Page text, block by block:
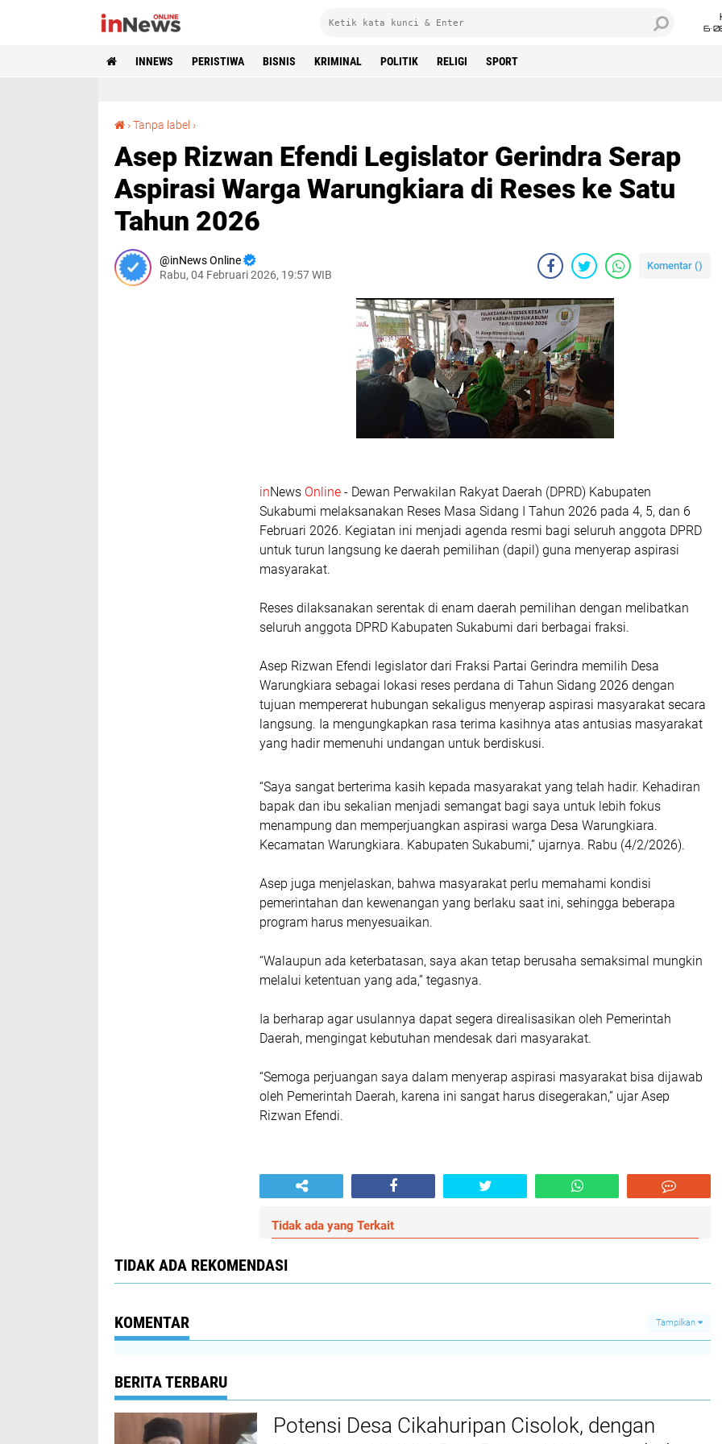
INNEWS PERISTIWA BISNIS KRIMINAL POLITIK RELIGI SPORT
›Tanpa label ›
Asep Rizwan Efendi Legislator Gerindra Serap
Aspirasi Warga Warungkiara di Reses ke Satu
Tahun 2026
inNews Online
Rabu, 04 Februari 2026, 19:57 WIB
Komentar ()
inNews Online - Dewan Perwakilan Rakyat Daerah (DPRD) Kabupaten
Sukabumi melaksanakan Reses Masa Sidang I Tahun 2026 pada 4, 5, dan 6
Februari 2026. Kegiatan ini menjadi agenda resmi bagi seluruh anggota DPRD
untuk turun langsung ke daerah pemilihan (dapil) guna menyerap aspirasi
masyarakat.
Reses dilaksanakan serentak di enam daerah pemilihan dengan melibatkan
seluruh anggota DPRD Kabupaten Sukabumi dari berbagai fraksi.
Asep Rizwan Efendi legislator dari Fraksi Partai Gerindra memilih Desa
Warungkiara sebagai lokasi reses perdana di Tahun Sidang 2026 dengan
tujuan mempererat hubungan sekaligus menyerap aspirasi masyarakat secara
langsung. Ia mengungkapkan rasa terima kasihnya atas antusias masyarakat
yang hadir memenuhi undangan untuk berdiskusi.
“Saya sangat berterima kasih kepada masyarakat yang telah hadir. Kehadiran
bapak dan ibu sekalian menjadi semangat bagi saya untuk lebih fokus
menampung dan memperjuangkan aspirasi warga Desa Warungkiara.
Kecamatan Warungkiara. Kabupaten Sukabumi,” ujarnya. Rabu (4/2/2026).
Asep juga menjelaskan, bahwa masyarakat perlu memahami kondisi
pemerintahan dan kewenangan yang berlaku saat ini, sehingga beberapa
program harus menyesuaikan.
“Walaupun ada keterbatasan, saya akan tetap berusaha semaksimal mungkin
melalui ketentuan yang ada,” tegasnya.
Ia berharap agar usulannya dapat segera direalisasikan oleh Pemerintah
Daerah, mengingat kebutuhan mendesak dari masyarakat.
“Semoga perjuangan saya dalam menyerap aspirasi masyarakat bisa dijawab
oleh Pemerintah Daerah, karena ini sangat harus disegerakan,” ujar Asep
Rizwan Efendi.
Tidak ada yang Terkait
TIDAK ADA REKOMENDASI
KOMENTAR Tampilkan
BERITA TERBARU
Potensi Desa Cikahuripan Cisolok, dengan